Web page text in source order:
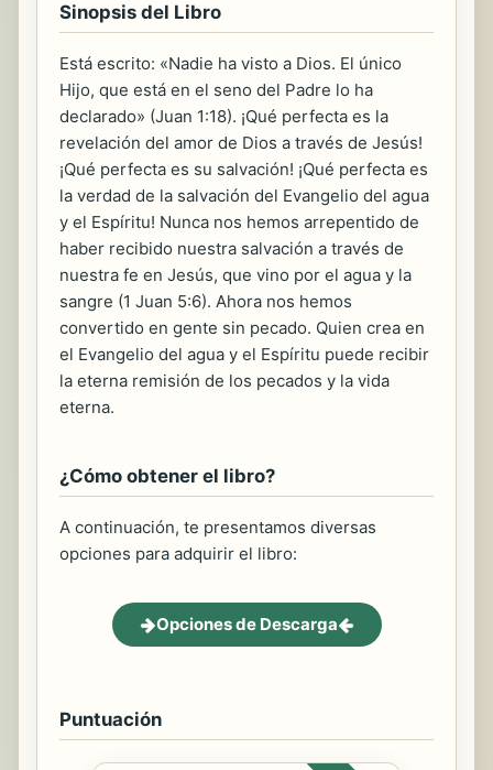
Sinopsis del Libro
Está escrito: «Nadie ha visto a Dios. El único
Hijo, que está en el seno del Padre lo ha
declarado» (Juan 1:18). ¡Qué perfecta es la
revelación del amor de Dios a través de Jesús!
¡Qué perfecta es su salvación! ¡Qué perfecta es
la verdad de la salvación del Evangelio del agua
y el Espíritu! Nunca nos hemos arrepentido de
haber recibido nuestra salvación a través de
nuestra fe en Jesús, que vino por el agua y la
sangre (1 Juan 5:6). Ahora nos hemos
convertido en gente sin pecado. Quien crea en
el Evangelio del agua y el Espíritu puede recibir
la eterna remisión de los pecados y la vida
eterna.
¿Cómo obtener el libro?
A continuación, te presentamos diversas
opciones para adquirir el libro:
Opciones de Descarga
Puntuación